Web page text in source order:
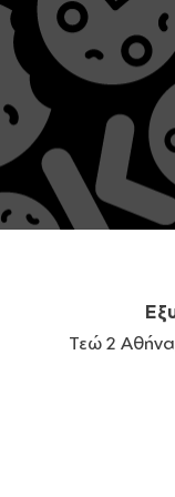
Τεώ 2